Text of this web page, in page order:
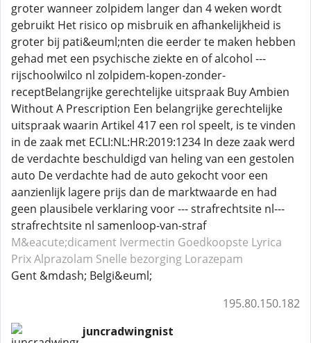
groter wanneer zolpidem langer dan 4 weken wordt
gebruikt Het risico op misbruik en afhankelijkheid is
groter bij pati&euml;nten die eerder te maken hebben
gehad met een psychische ziekte en of alcohol ---
rijschoolwilco nl zolpidem-kopen-zonder-
receptBelangrijke gerechtelijke uitspraak Buy Ambien
Without A Prescription Een belangrijke gerechtelijke
uitspraak waarin Artikel 417 een rol speelt, is te vinden
in de zaak met ECLI:NL:HR:2019:1234 In deze zaak werd
de verdachte beschuldigd van heling van een gestolen
auto De verdachte had de auto gekocht voor een
aanzienlijk lagere prijs dan de marktwaarde en had
geen plausibele verklaring voor --- strafrechtsite nl---
strafrechtsite nl samenloop-van-straf
M&eacute;dicament Ivermectin Goedkoopste Lyrica
Prix Alprazolam Snelle bezorging Lorazepam
Gent &mdash; Belgi&euml;
195.80.150.182
juncradwingnist